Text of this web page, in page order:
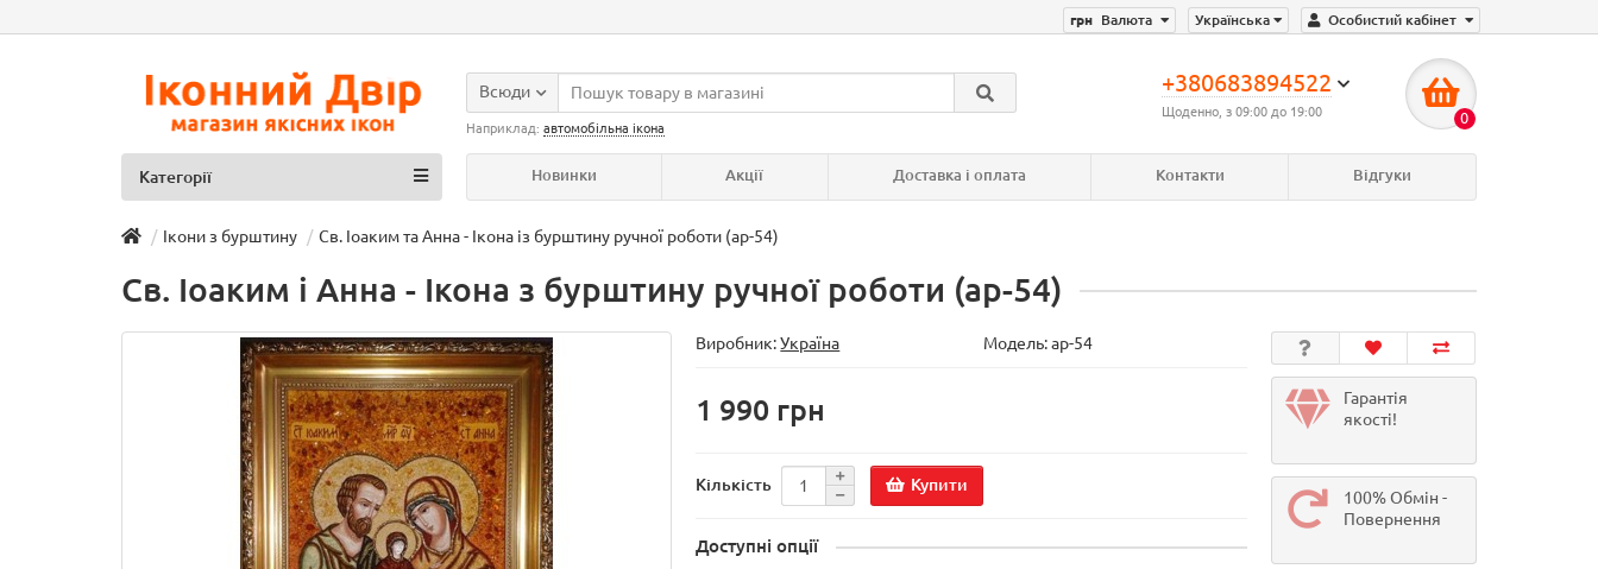
Особистий кабінет
Українська
грн Валюта
+380683894522
Щоденно, з 09:00 до 19:00 0
Всюди
Наприклад: автомобільна ікона
Новинки Акції Доставка і оплата Контакти Відгуки
Категорії
Ікони з бурштину Св. Іоаким та Анна - Ікона із бурштину ручної роботи (ар-54)
Св. Іоаким і Анна - Ікона з бурштину ручної роботи (ар-54)
Виробник:Україна Модель:ар-54
1 990 грн
Кількість Купити
Доступні опції
Гарантія
якості!
100% Обмін -
Повернення